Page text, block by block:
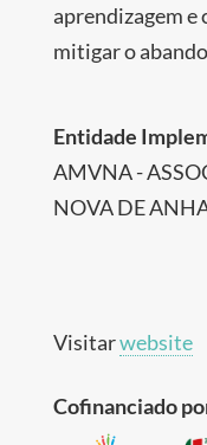
aprendizagem e
mitigar o
Entidade
AMVNA -
NOVA DE
Visitarwebsite
Cofinanciado